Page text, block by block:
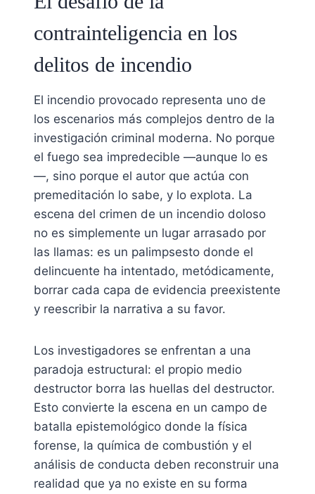
contrainteligencia en los
delitos de incendio
El incendio provocado representa uno de
los escenarios más complejos dentro de la
investigación criminal moderna. No porque
el fuego sea impredecible —aunque lo es
—, sino porque el autor que actúa con
premeditación lo sabe, y lo explota. La
escena del crimen de un incendio doloso
no es simplemente un lugar arrasado por
las llamas: es un palimpsesto donde el
delincuente ha intentado, metódicamente,
borrar cada capa de evidencia preexistente
y reescribir la narrativa a su favor.
Los investigadores se enfrentan a una
paradoja estructural: el propio medio
destructor borra las huellas del destructor.
Esto convierte la escena en un campo de
batalla epistemológico donde la física
forense, la química de combustión y el
análisis de conducta deben reconstruir una
realidad que ya no existe en su forma